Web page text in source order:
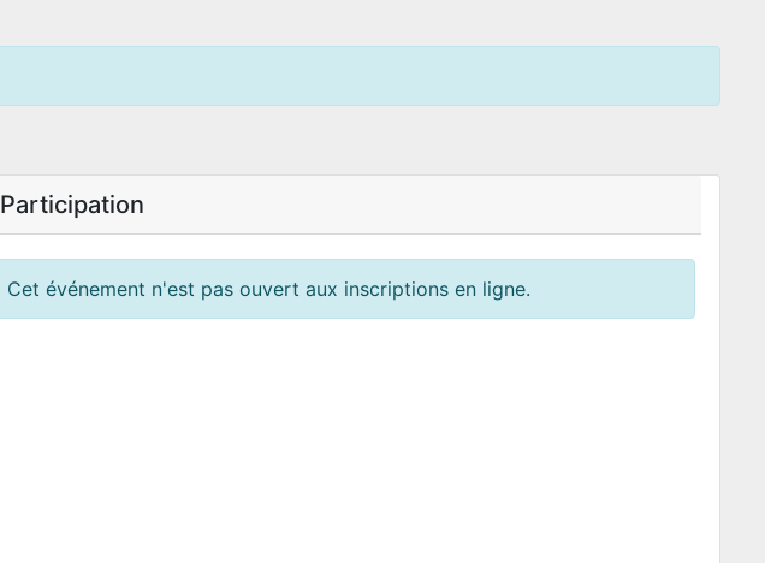
Participation
Cet événement n'est pas ouvert aux inscriptions en ligne.